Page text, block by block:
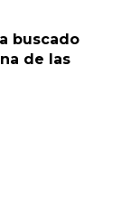
buscado
de las